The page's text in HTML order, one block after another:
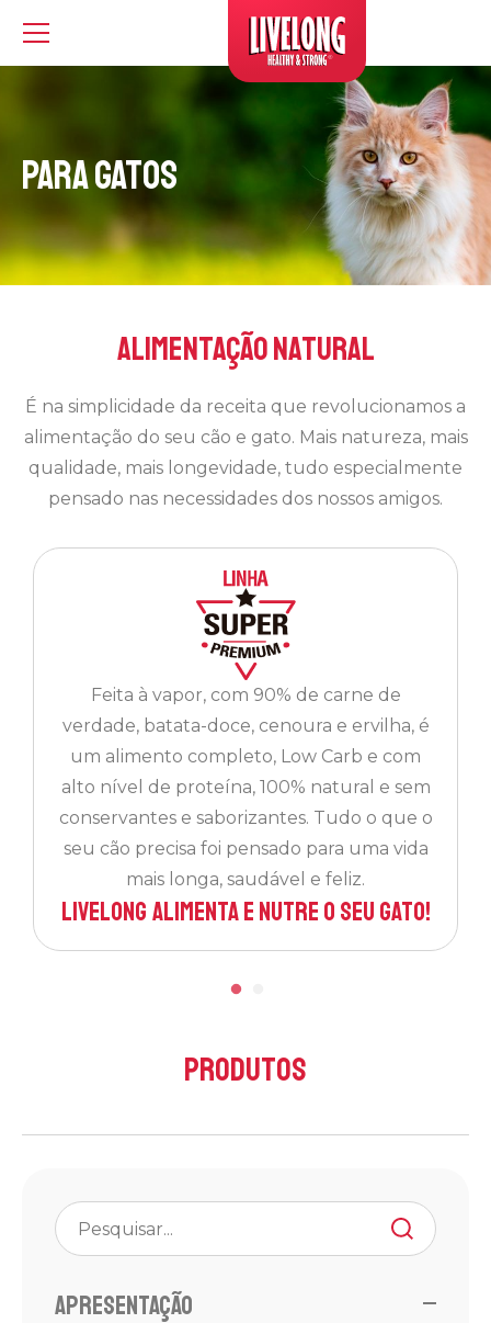
Para Gatos
Alimentação Natural
É na simplicidade da receita que revolucionamos a
alimentação do seu cão e gato. Mais natureza, mais
qualidade, mais longevidade, tudo especialmente
pensado nas necessidades dos nossos amigos.
Feita à vapor, com 90% de carne de
verdade, batata-doce, cenoura e ervilha, é
um alimento completo, Low Carb e com
alto nível de proteína, 100% natural e sem
conservantes e saborizantes. Tudo o que o
seu cão precisa foi pensado para uma vida
mais longa, saudável e feliz.
Livelong Alimenta e nutre o seu gato!
Produtos
Apresentação